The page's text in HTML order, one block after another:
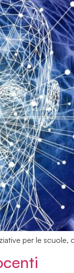
per le